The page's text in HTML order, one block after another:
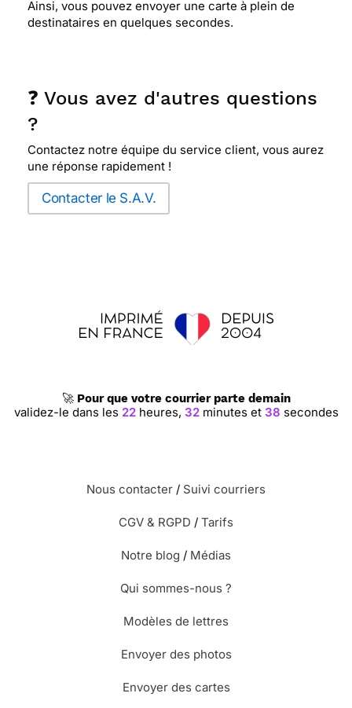
Ainsi, vous pouvez envoyer une carte à plein de
destinataires en quelques secondes.
❓ Vous avez d'autres questions
?
Contactez notre équipe du service client, vous aurez
une réponse rapidement !
Contacter le S.A.V.
🚀 Pour que votre courrier parte demain
validez-le dans les 22 heures, 32 minutes et 37 secondes
Nous contacter / Suivi courriers
CGV & RGPD / Tarifs
Notre blog / Médias
Qui sommes-nous ?
Modèles de lettres
Envoyer des photos
Envoyer des cartes